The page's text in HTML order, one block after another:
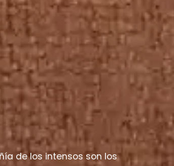
de los intensos son los